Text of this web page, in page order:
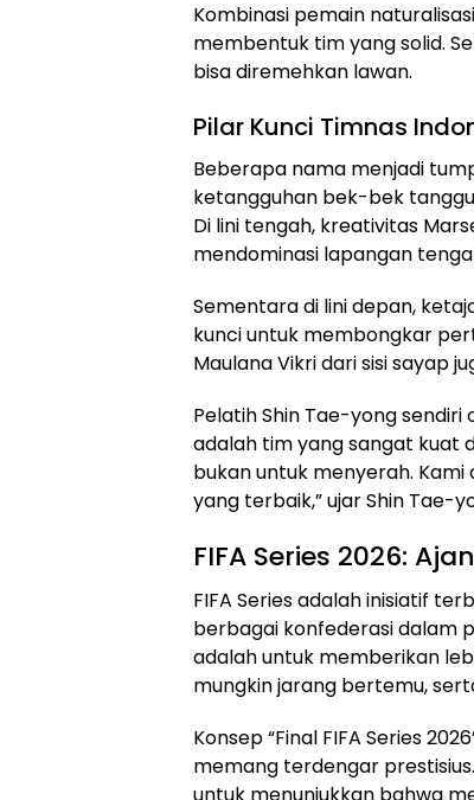
Kombinasi pemain
membentuk tim yang solid.
bisa diremehkan lawan.
Pilar Kunci Timnas
Beberapa nama menjadi
ketangguhan bek-bek
Di lini tengah, kreativitas
mendominasi lapangan
Sementara di lini depan,
kunci untuk membongkar
Maulana Vikri dari sisi sayap
Pelatih Shin Tae-yong sendiri
adalah tim yang sangat kuat
bukan untuk menyerah.
yang terbaik,” ujar Shin Tae-
FIFA Series 2026:
FIFA Series adalah inisiatif
berbagai konfederasi dalam
adalah untuk memberikan
mungkin jarang bertemu,
Konsep “Final FIFA Series
memang terdengar